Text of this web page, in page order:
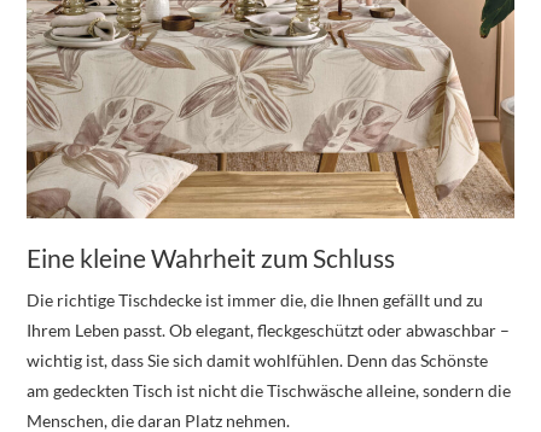
Eine kleine Wahrheit zum Schluss
Die richtige Tischdecke ist immer die, die Ihnen gefällt und zu
Ihrem Leben passt. Ob elegant, fleckgeschützt oder abwaschbar –
wichtig ist, dass Sie sich damit wohlfühlen. Denn das Schönste
am gedeckten Tisch ist nicht die Tischwäsche alleine, sondern die
Menschen, die daran Platz nehmen.